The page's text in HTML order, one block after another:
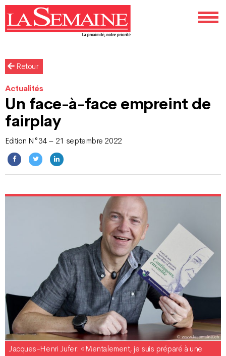
Retour
Actualités
Un face-à-face empreint de
fairplay
Edition N°34 – 21 septembre 2022
Jacques-Henri Jufer : « Mentalement, je suis préparé à une